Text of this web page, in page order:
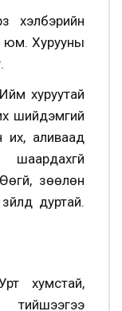
хэлбэрийн
юм. Хурууны
хуруутай
шийдэмгий
их, аливаад
зөөлөн
дуртай.
хумстай,
тийшээгээ